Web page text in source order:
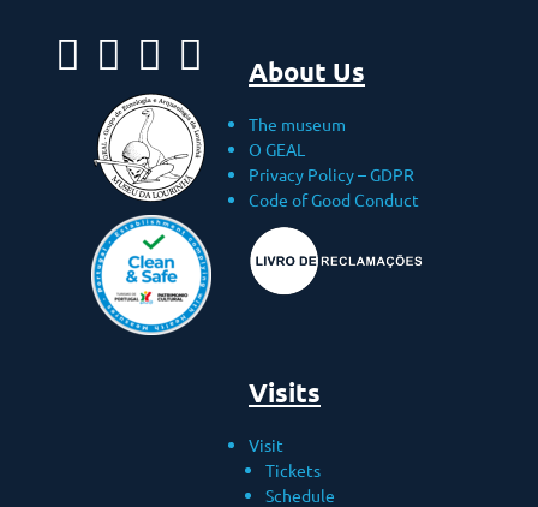
About Us
The museum
O GEAL
Privacy Policy – ​​GDPR
Code of Good Conduct
Visits
Visit
Tickets
Schedule